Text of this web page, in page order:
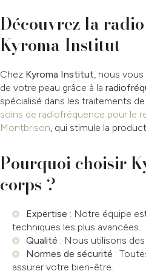
Découvrez la
Kyroma Institut
Chez Kyroma Institut, nous
de votre peau grâce à la
spécialisé dans les traitements
soins de radiofréquence pour le
Montbrison, qui stimule la
Pourquoi choisir
corps ?
Expertise : Notre équipe
techniques les plus avancées.
Qualité : Nous utilisons
Normes de sécurité :
assurer votre bien-être.